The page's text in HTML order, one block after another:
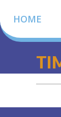
HOME